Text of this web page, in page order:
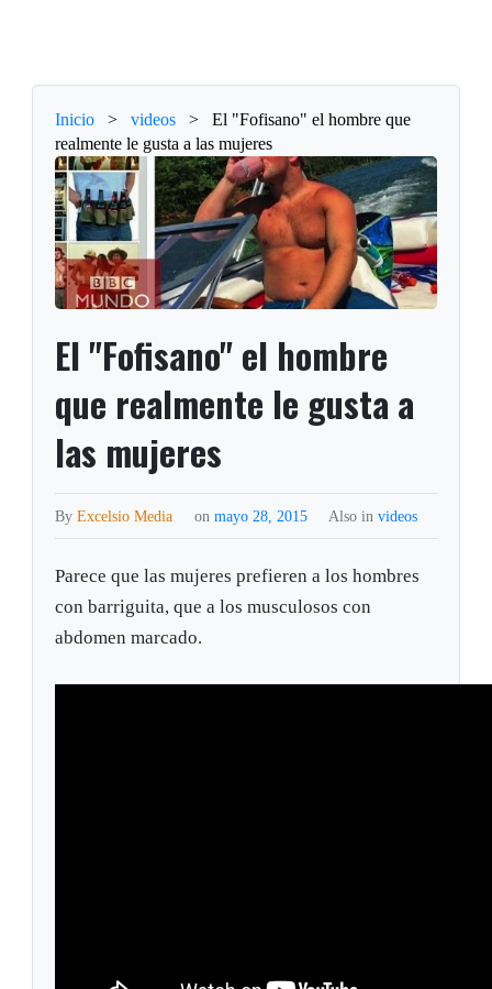
Inicio > videos >
El "Fofisano" el hombre que
realmente le gusta a las mujeres
El "Fofisano" el hombre
que realmente le gusta a
las mujeres
ByExcelsio Media on mayo 28, 2015 Also in videos
Parece que las mujeres prefieren a los hombres
con barriguita, que a los musculosos con
abdomen marcado.